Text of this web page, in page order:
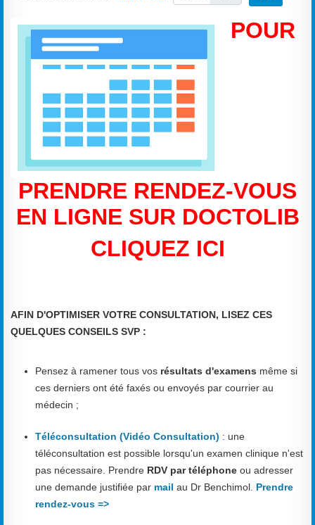
POUR
PRENDRE RENDEZ-VOUS
EN LIGNE SUR DOCTOLIB
CLIQUEZ ICI
AFIN D'OPTIMISER VOTRE CONSULTATION, LISEZ CES
QUELQUES CONSEILS SVP :
Pensez à ramener tous vos résultats d'examens même si
ces derniers ont été faxés ou envoyés par courrier au
médecin ;
Téléconsultation (Vidéo Consultation) : une
téléconsultation est possible lorsqu'un examen clinique n'est
pas nécessaire. Prendre RDV par téléphone ou adresser
une demande justifiée par mail au Dr Benchimol. Prendre
rendez-vous =>